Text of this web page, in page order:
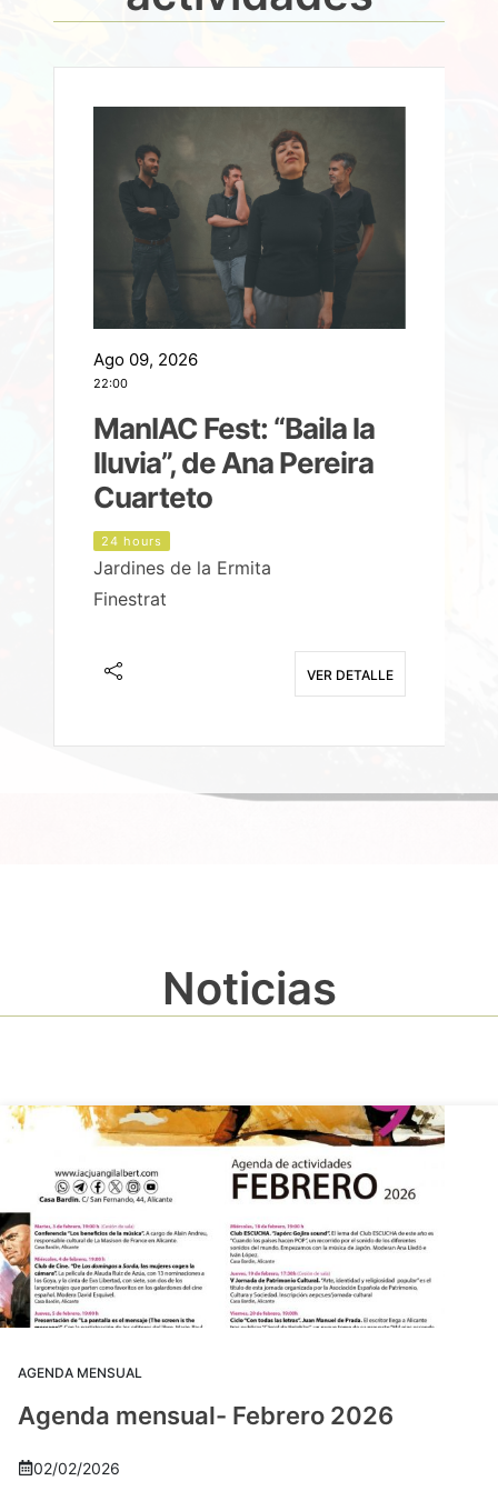
Ago 09, 2026
22:00
ManIAC Fest: “Baila la
lluvia”, de Ana Pereira
Cuarteto
24 hours
Jardines de la Ermita
Finestrat
VER DETALLE
Noticias
AGENDA MENSUAL
Agenda mensual- Febrero 2026
02/02/2026